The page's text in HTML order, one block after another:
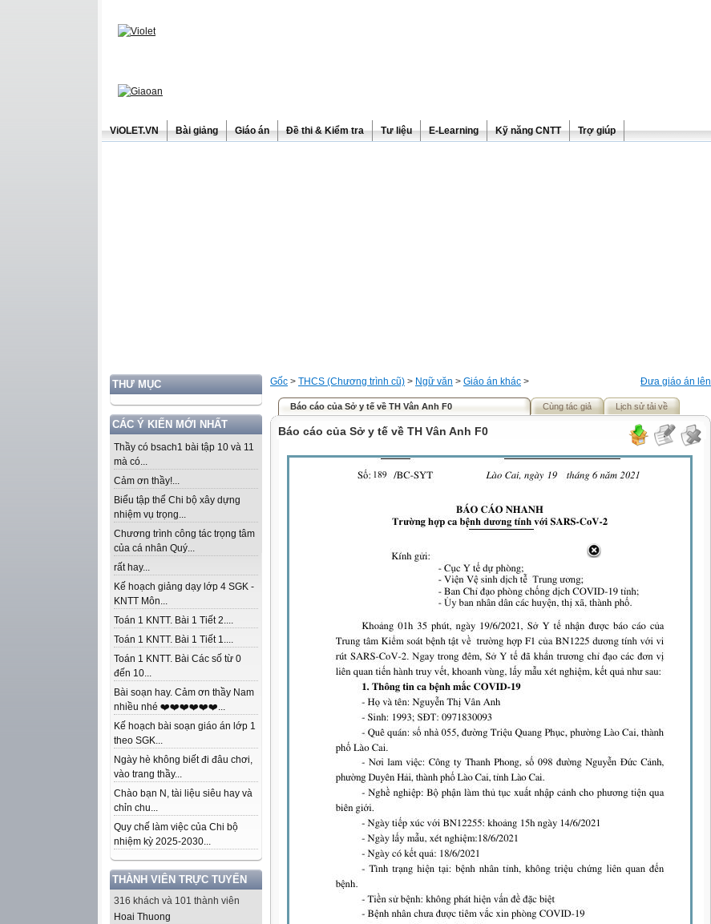
ViOLET.VN Bài giảng Giáo án Đề thi & Kiểm tra Tư liệu E-Learning Kỹ năng CNTT Trợ giúp
THƯ MỤC
CÁC Ý KIẾN MỚI NHẤT
Thầy có bsach1 bài tập 10 và 11
mà có...
Cảm ơn thầy!...
Biểu tập thể Chi bộ xây dựng
nhiệm vụ trọng...
Chương trình công tác trọng tâm
của cá nhân Quý...
rất hay...
Kế hoạch giảng dạy lớp 4 SGK -
KNTT Môn...
Toán 1 KNTT. Bài 1 Tiết 2....
Toán 1 KNTT. Bài 1 Tiết 1....
Toán 1 KNTT. Bài Các số từ 0
đến 10...
Bài soạn hay. Cảm ơn thầy Nam
nhiều nhé ❤️❤️❤️❤️❤️❤️...
Kế hoạch bài soạn giáo án lớp 1
theo SGK...
Ngày hè không biết đi đâu chơi,
vào trang thầy...
Chào bạn N, tài liệu siêu hay và
chỉn chu...
Quy chế làm việc của Chi bộ
nhiệm kỳ 2025-2030...
THÀNH VIÊN TRỰC TUYẾN
316 khách và 101 thành viên
Hoai Thuong
Đưa giáo án lên
Gốc > THCS (Chương trình cũ) > Ngữ văn > Giáo án khác >
Báo cáo của Sở y tế về TH Vân Anh F0 Cùng tác giả Lịch sử tải về
Báo cáo của Sở y tế về TH Vân Anh F0